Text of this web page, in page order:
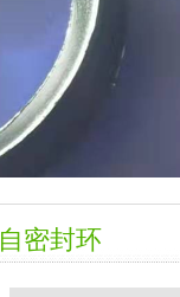
自密封环